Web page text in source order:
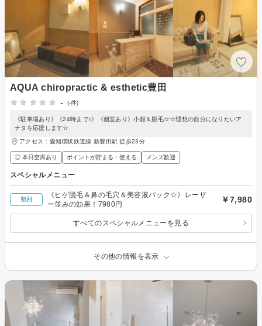
AQUA chiropractic & esthetic豊田
-
(-件)
《駐車場あり》《24時まで♪》《個室あり》小顔＆脱毛☆☆理想の自分になりたいア
ナタを応援します☆
アクセス：愛知環状鉄道線 新豊田駅 徒歩23分
◎ 本日空席あり ポイントが貯まる・使える メンズ歓迎
スペシャルメニュー
初回
《ヒゲ脱毛＆鼻の毛穴＆美容液パック☆》レーザ
ー並みの効果！7980円
￥7,980
すべてのスペシャルメニューを見る
その他の情報を表示